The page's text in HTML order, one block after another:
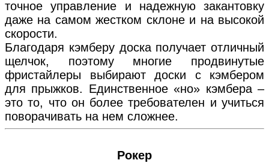
точное управление и надежную закантовку
даже на самом жестком склоне и на высокой
скорости.
Благодаря кэмберу доска получает отличный
щелчок, поэтому многие продвинутые
фристайлеры выбирают доски с кэмбером
для прыжков. Единственное «но» кэмбера –
это то, что он более требователен и учиться
поворачивать на нем сложнее.
Рокер